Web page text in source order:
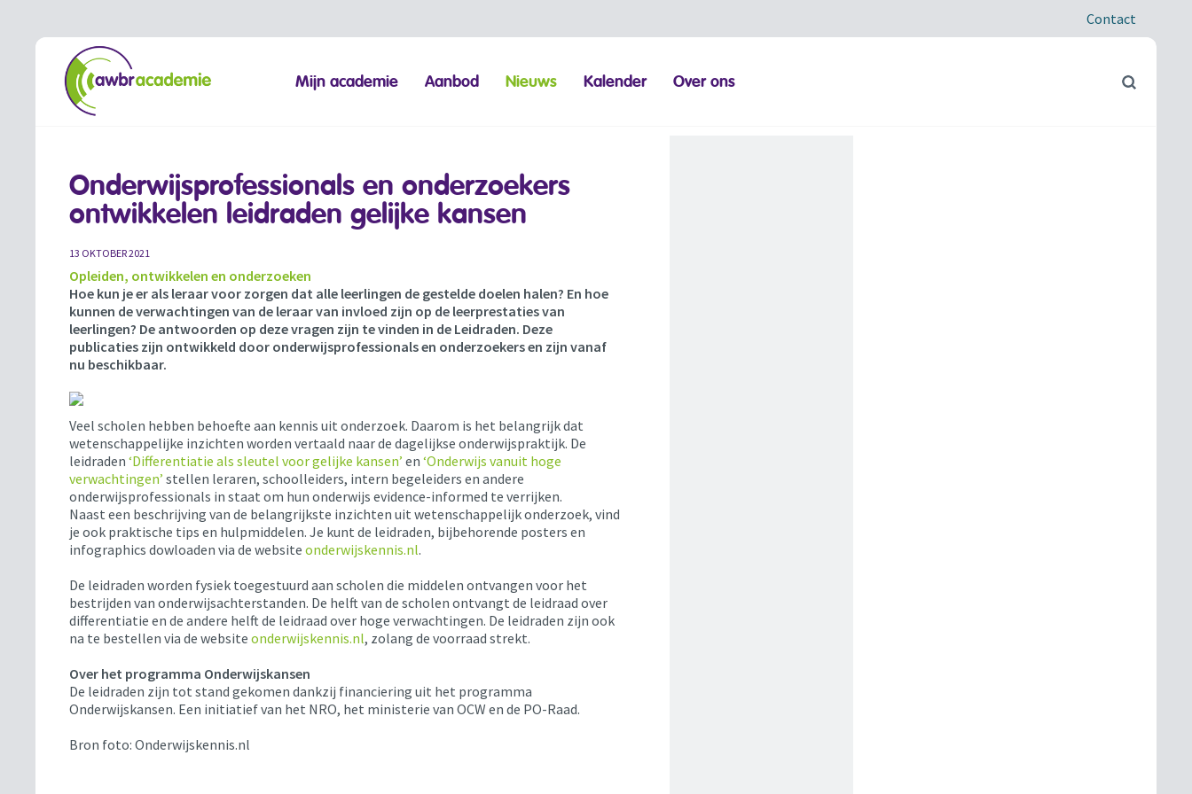
Contact
Mijn academie Aanbod Nieuws Kalender Over ons
Onderwijsprofessionals en onderzoekers
ontwikkelen leidraden gelijke kansen
13 OKTOBER 2021
Opleiden, ontwikkelen en onderzoeken
Hoe kun je er als leraar voor zorgen dat alle leerlingen de gestelde doelen halen? En hoe
kunnen de verwachtingen van de leraar van invloed zijn op de leerprestaties van
leerlingen? De antwoorden op deze vragen zijn te vinden in de Leidraden. Deze
publicaties zijn ontwikkeld door onderwijsprofessionals en onderzoekers en zijn vanaf
nu beschikbaar.
Veel scholen hebben behoefte aan kennis uit onderzoek. Daarom is het belangrijk dat
wetenschappelijke inzichten worden vertaald naar de dagelijkse onderwijspraktijk. De
leidraden‘Differentiatie als sleutel voor gelijke kansen’ en‘Onderwijs vanuit hoge
verwachtingen’ stellen leraren, schoolleiders, intern begeleiders en andere
onderwijsprofessionals in staat om hun onderwijs evidence-informed te verrijken.
Naast een beschrijving van de belangrijkste inzichten uit wetenschappelijk onderzoek, vind
je ook praktische tips en hulpmiddelen. Je kunt de leidraden, bijbehorende posters en
infographics dowloaden via de websiteonderwijskennis.nl.
De leidraden worden fysiek toegestuurd aan scholen die middelen ontvangen voor het
bestrijden van onderwijsachterstanden. De helft van de scholen ontvangt de leidraad over
differentiatie en de andere helft de leidraad over hoge verwachtingen. De leidraden zijn ook
na te bestellen via de websiteonderwijskennis.nl, zolang de voorraad strekt.
Over het programma Onderwijskansen
De leidraden zijn tot stand gekomen dankzij financiering uit het programma
Onderwijskansen. Een initiatief van het NRO, het ministerie van OCW en de PO-Raad.
Bron foto: Onderwijskennis.nl